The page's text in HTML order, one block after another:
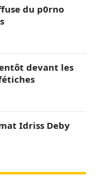
du p0rno
devant les
Idriss Deby